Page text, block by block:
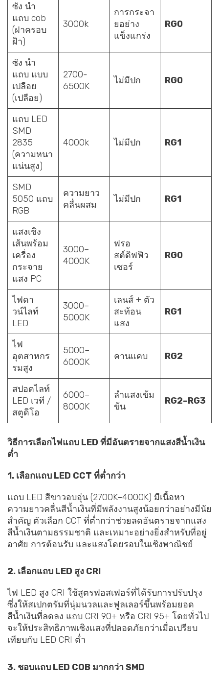
ซัง นำ
แถบ cob
(ฝาครอบ
ฝ้า)
3000k
การกระจา
ยอย่าง
แข็งแกร่ง
RG0
ซัง นำ
แถบ แบบ
เปลือย
(เปลือย)
2700-
6500K
ไม่มีปก RG0
แถบ LED
SMD
2835
(ความหนา
แน่นสูง)
4000k ไม่มีปก RG1
SMD
5050 แถบ
RGB
ความยาว
คลื่นผสม
ไม่มีปก RG1
แสงเชิง
เส้นพร้อม
เครื่อง
กระจาย
แสง PC
3000–
4000K
ฟรอ
สต์ดิฟฟิว
เซอร์
RG0
ไฟดา
วน์ไลท์
LED
3000–
5000K
เลนส์ + ตัว
สะท้อน
แสง
RG1
ไฟ
อุตสาหกร
รมสูง
5000–
6000K
คานแคบ RG2
สปอตไลท์
LED เวที /
สตูดิโอ
6000–
8000K
ลำแสงเข้ม
ข้น
RG2–RG3
วิธีการเลือกไฟแถบ LED ที่มีอันตรายจากแสงสีน้ำเงิน
ต่ำ
1. เลือกแถบ LED CCT ที่ต่ำกว่า
แถบ LED สีขาวอบอุ่น (2700K–4000K) มีเนื้อหา
ความยาวคลื่นสีน้ำเงินที่มีพลังงานสูงน้อยกว่าอย่างมีนัย
สำคัญ ตัวเลือก CCT ที่ต่ำกว่าช่วยลดอันตรายจากแสง
สีน้ำเงินตามธรรมชาติ และเหมาะอย่างยิ่งสำหรับที่อยู่
อาศัย การต้อนรับ และแสงโดยรอบในเชิงพาณิชย์
2. เลือกแถบ LED สูง CRI
ไฟ LED สูง CRI ใช้สูตรฟอสเฟอร์ที่ได้รับการปรับปรุง
ซึ่งให้สเปกตรัมที่นุ่มนวลและฟูลเลอร์ขึ้นพร้อมยอด
สีน้ำเงินที่ลดลง แถบ CRI 90+ หรือ CRI 95+ โดยทั่วไป
จะให้ประสิทธิภาพเชิงแสงที่ปลอดภัยกว่าเมื่อเปรียบ
เทียบกับ LED CRI ต่ำ
3. ชอบแถบ LED COB มากกว่า SMD